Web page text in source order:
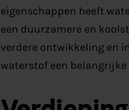
eigenschappen heeft
een duurzamere en
verdere ontwikkeling en
waterstof een